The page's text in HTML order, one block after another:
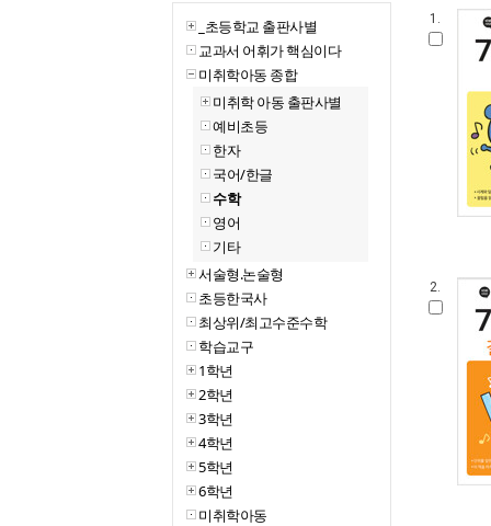
_초등학교 출판사별
교과서 어휘가 핵심이다
미취학아동 종합
미취학 아동 출판사별
예비초등
한자
국어/한글
수학
영어
기타
서술형.논술형
초등한국사
최상위/최고수준수학
학습교구
1학년
2학년
3학년
4학년
5학년
6학년
미취학아동
1.
2.